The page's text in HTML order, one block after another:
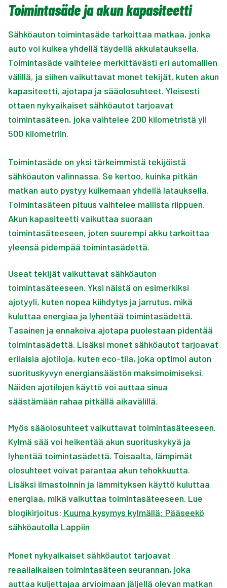
Toimintasäde ja akun kapasiteetti
Sähköauton toimintasäde tarkoittaa matkaa, jonka
auto voi kulkea yhdellä täydellä akkulatauksella.
Toimintasäde vaihtelee merkittävästi eri automallien
välillä, ja siihen vaikuttavat monet tekijät, kuten akun
kapasiteetti, ajotapa ja sääolosuhteet. Yleisesti
ottaen nykyaikaiset sähköautot tarjoavat
toimintasäteen, joka vaihtelee 200 kilometristä yli
500 kilometriin.
Toimintasäde on yksi tärkeimmistä tekijöistä
sähköauton valinnassa. Se kertoo, kuinka pitkän
matkan auto pystyy kulkemaan yhdellä latauksella.
Toimintasäteen pituus vaihtelee mallista riippuen.
Akun kapasiteetti vaikuttaa suoraan
toimintasäteeseen, joten suurempi akku tarkoittaa
yleensä pidempää toimintasädettä.
Useat tekijät vaikuttavat sähköauton
toimintasäteeseen. Yksi näistä on esimerkiksi
ajotyyli, kuten nopea kiihdytys ja jarrutus, mikä
kuluttaa energiaa ja lyhentää toimintasädettä.
Tasainen ja ennakoiva ajotapa puolestaan pidentää
toimintasädettä. Lisäksi monet sähköautot tarjoavat
erilaisia ajotiloja, kuten eco-tila, joka optimoi auton
suorituskyvyn energiansäästön maksimoimiseksi.
Näiden ajotilojen käyttö voi auttaa sinua
säästämään rahaa pitkällä aikavälillä.
Myös sääolosuhteet vaikuttavat toimintasäteeseen.
Kylmä sää voi heikentää akun suorituskykyä ja
lyhentää toimintasädettä. Toisaalta, lämpimät
olosuhteet voivat parantaa akun tehokkuutta.
Lisäksi ilmastoinnin ja lämmityksen käyttö kuluttaa
energiaa, mikä vaikuttaa toimintasäteeseen. Lue
blogikirjoitus: Kuuma kysymys kylmällä: Pääseekö
sähköautolla Lappiin
Monet nykyaikaiset sähköautot tarjoavat
reaaliaikaisen toimintasäteen seurannan, joka
auttaa kuljettajaa arvioimaan jäljellä olevan matkan